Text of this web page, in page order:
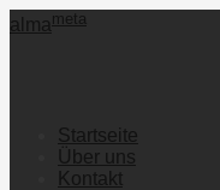
alma meta
Startseite
Über uns
Kontakt